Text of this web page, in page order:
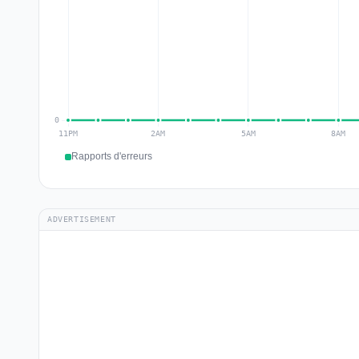
Rapports d'erreurs
ADVERTISEMENT